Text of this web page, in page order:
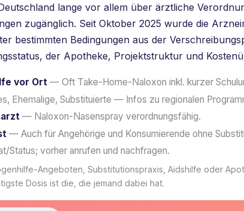
lange vor allem über ärztliche
zugänglich. Seit Oktober 2025 wurde die
bestimmten Bedingungen aus der
der Apotheke, Projektstruktur und
vor Ort — Oft Take-Home-Naloxon inkl. kurzer
Ehemalige, Substituierte — Infos zu regionalen
— Naloxon-Nasenspray verordnungsfähig.
— Auch für Angehörige und Konsumierende ohne
Status; vorher anrufen und nachfragen.
Angeboten, Substitutionspraxis, Aidshilfe oder
Dosis ist die, die jemand dabei hat.